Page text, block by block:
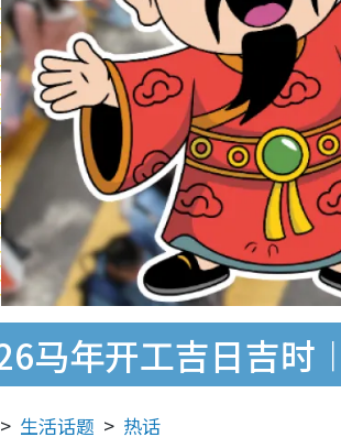
马年开工吉日吉时
生活话题 热话